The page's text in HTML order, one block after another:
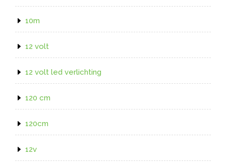
10m
12 volt
12 volt led verlichting
120 cm
120cm
12v